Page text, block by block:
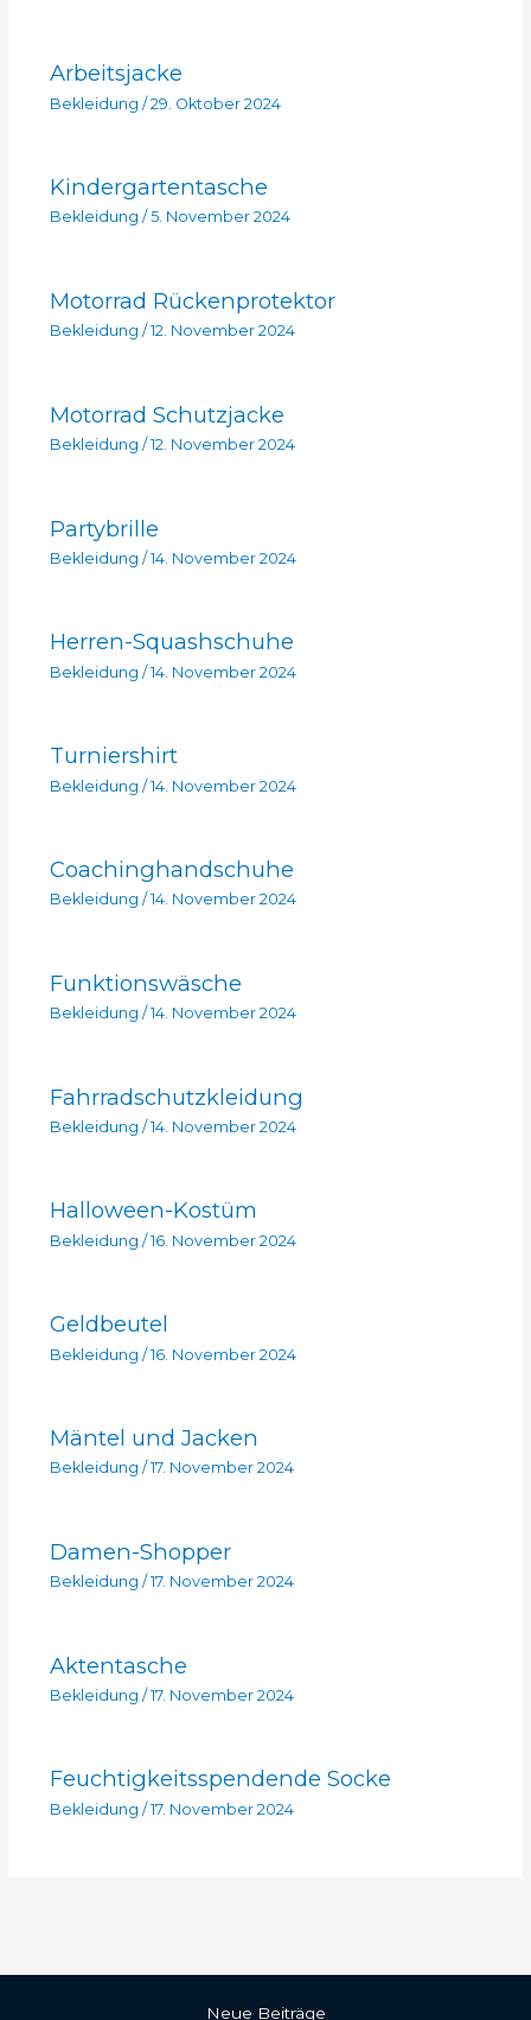
Arbeitsjacke
Bekleidung /29. Oktober 2024
Kindergartentasche
Bekleidung / 5. November 2024
Motorrad Rückenprotektor
Bekleidung / 12. November 2024
Motorrad Schutzjacke
Bekleidung / 12. November 2024
Partybrille
Bekleidung / 14. November 2024
Herren-Squashschuhe
Bekleidung /14. November 2024
Turniershirt
Bekleidung /14. November 2024
Coachinghandschuhe
Bekleidung / 14. November 2024
Funktionswäsche
Bekleidung / 14. November 2024
Fahrradschutzkleidung
Bekleidung / 14. November 2024
Halloween-Kostüm
Bekleidung / 16. November 2024
Geldbeutel
Bekleidung /16. November 2024
Mäntel und Jacken
Bekleidung / 17. November 2024
Damen-Shopper
Bekleidung / 17. November 2024
Aktentasche
Bekleidung / 17. November 2024
Feuchtigkeitsspendende Socke
Bekleidung / 17. November 2024
Neue Beiträge